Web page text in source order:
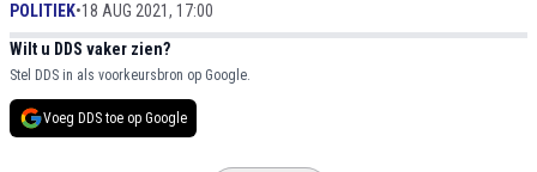
POLITIEK•18 AUG 2021, 17:00
Wilt u DDS vaker zien?
Stel DDS in als voorkeursbron op Google.
Voeg DDS toe op Google